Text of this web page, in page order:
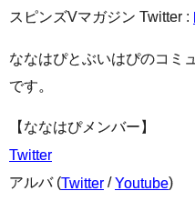
スピンズVマガジン Twitter :
ななはぴとぶいはぴのコミ
です。
【ななはぴメンバー】
Twitter
アルバ (Twitter /Youtube)